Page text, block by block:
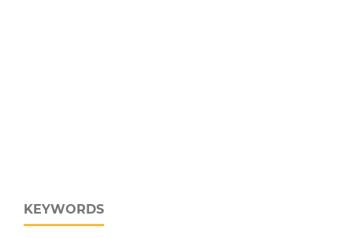
KEYWORDS